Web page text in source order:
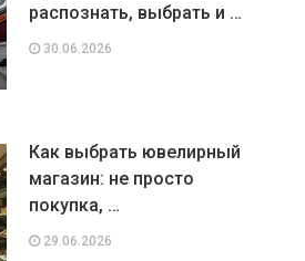
распознать, выбрать и …
30.06.2026
Как выбрать ювелирный
магазин: не просто
покупка, …
29.06.2026